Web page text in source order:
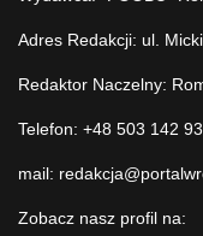
Adres Redakcji: ul.
Redaktor Naczelny:
Telefon: +48 503 142
mail:
Zobacz nasz profil na: